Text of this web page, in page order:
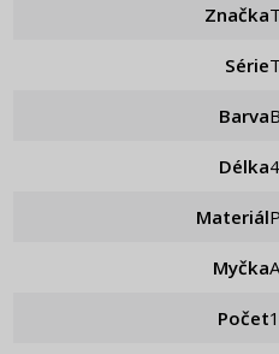
Značka
Série
Barva
Délka
Materiál
Myčka
Počet